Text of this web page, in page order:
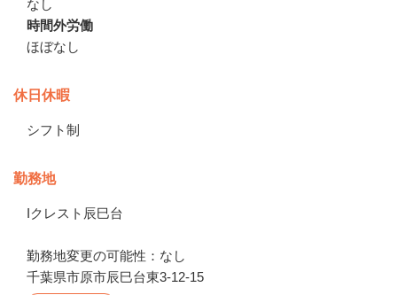
なし
時間外労働
ほぼなし
休日休暇
シフト制
勤務地
Iクレスト辰巳台
勤務地変更の可能性：なし
千葉県市原市辰巳台東3-12-15